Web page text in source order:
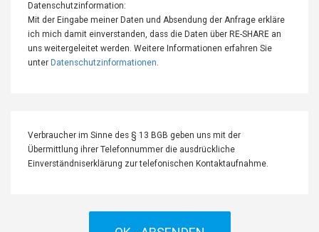
Datenschutzinformation:
Mit der Eingabe meiner Daten und Absendung der Anfrage erkläre
ich mich damit einverstanden, dass die Daten über RE-SHARE an
uns weitergeleitet werden. Weitere Informationen erfahren Sie
unter Datenschutzinformationen.
Verbraucher im Sinne des § 13 BGB geben uns mit der
Übermittlung ihrer Telefonnummer die ausdrückliche
Einverständniserklärung zur telefonischen Kontaktaufnahme.